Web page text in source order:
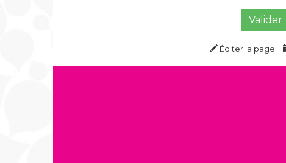
Valider
Éditer la page